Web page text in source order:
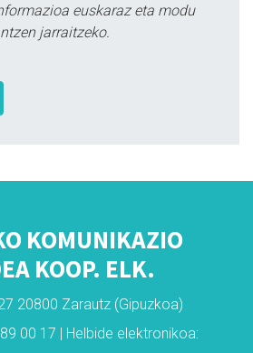
euskaraz eta modu
jarraitzeko.
KOMUNIKAZIO
KOOP. ELK.
20800 Zarautz (Gipuzkoa)
00 17 | Helbide elektronikoa: